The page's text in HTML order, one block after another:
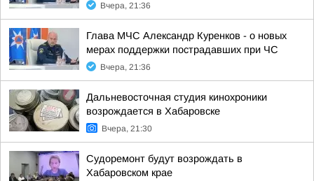
Вчера, 21:36
Глава МЧС Александр Куренков - о новых
мерах поддержки пострадавших при ЧС
Вчера, 21:36
Дальневосточная студия кинохроники
возрождается в Хабаровске
Вчера, 21:30
Судоремонт будут возрождать в
Хабаровском крае